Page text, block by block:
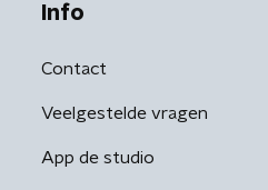
Info
Contact
Veelgestelde vragen
App de studio